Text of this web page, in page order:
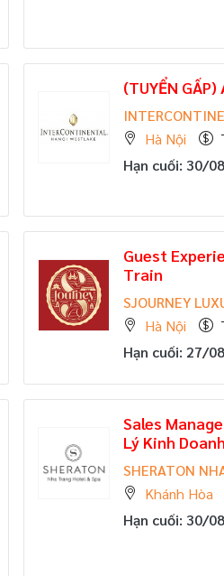
(TUYỂN GẤP)
Hà Nội
Hạn cuối: 30/
Guest
Train
SJOURNEY
Hà Nội
Hạn cuối: 27/
Sales
Lý Kinh
SHERATON
Khánh Hòa
Hạn cuối: 30/